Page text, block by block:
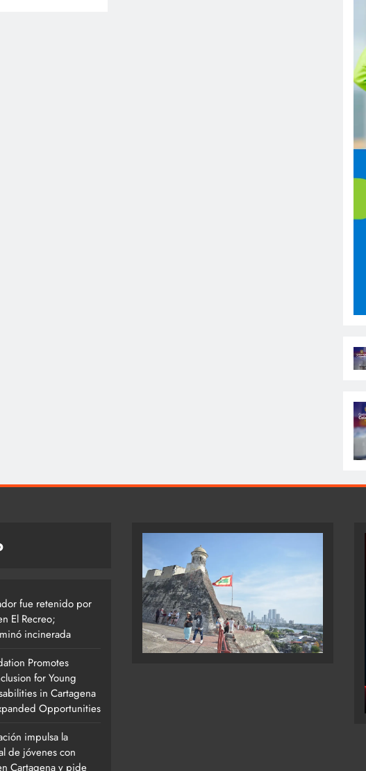
fue retenido por
El Recreo;
incinerada
Promotes
for Young
in Cartagena
Opportunities
impulsa la
de jóvenes con
Cartagena y pide